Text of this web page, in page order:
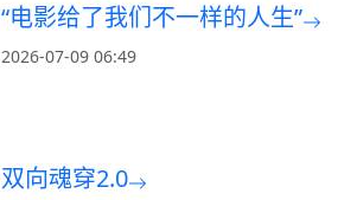
“电影给了我们不一样的人生”
2026-07-09 06:49
双向魂穿2.0